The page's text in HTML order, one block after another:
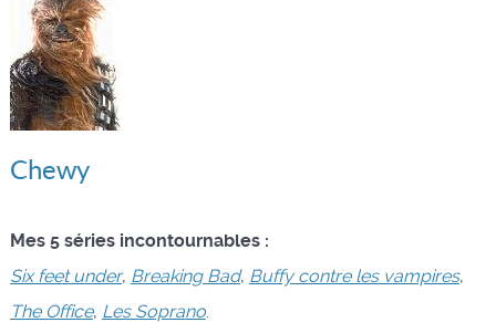
Chewy
Mes 5 séries incontournables :
Six feet under, Breaking Bad, Buffy contre les vampires,
The Office, Les Soprano.